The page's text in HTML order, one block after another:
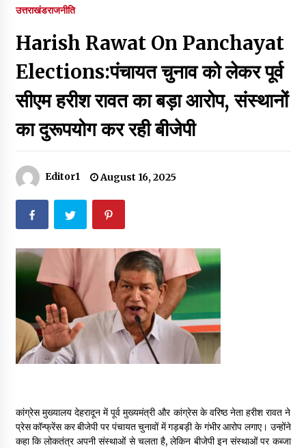
Thought Of The Day 7 September
September 7, 2023
Thought Of The Day 6 September
September 6, 2023
May 18, 2022
Thought Of The Day 17 May
May 17, 2022
Thought Of The Day 16 May
May 16, 2022
Thought Of The Day 14 May
Thought Of The Day 13 May
May 13, 2022
उत्तराखंडराजनीति
Harish Rawat On Panchayat
Elections:पंचायत चुनाव को लेकर पूर्व
सीएम हरीश रावत का बड़ा आरोप, संस्थानों
का दुरूपयोग कर रही बीजेपी
Editor1 August 16, 2025
कांग्रेस मुख्यालय देहरादून में पूर्व मुख्यमंत्री और कांग्रेस के वरिष्ठ नेता हरीश रावत ने
प्रेस कॉन्फ्रेंस कर बीजेपी पर पंचायत चुनावों में गड़बड़ी के गंभीर आरोप लगाए। उन्होंने
कहा कि लोकतंत्र अपनी संस्थाओं से चलता है, लेकिन बीजेपी इन संस्थाओं पर कब्जा